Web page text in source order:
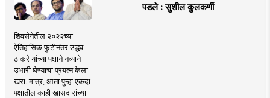
पडले : सुशील कुलकर्णी
शिवसेनेतील २०२२च्या
ऐतिहासिक फुटीनंतर उद्धव
ठाकरे यांच्या पक्षाने नव्याने
उभारी घेण्याचा प्रयत्न केला
खरा. मात्र, आता पुन्हा एकदा
पक्षातील काही खासदारांच्या